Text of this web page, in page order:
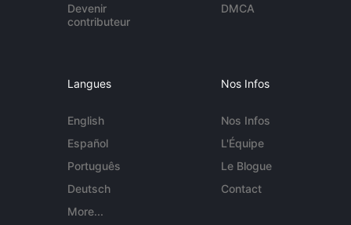
Devenir
contributeur
DMCA
Langues
English
Español
Português
Deutsch
More...
Nos Infos
Nos Infos
L'Équipe
Le Blogue
Contact